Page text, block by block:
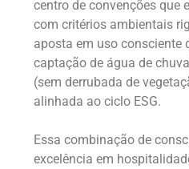
centro de convenções que
com critérios ambientais
aposta em uso consciente
captação de água de
(sem derrubada de
alinhada ao ciclo ESG.
Essa combinação de
excelência em